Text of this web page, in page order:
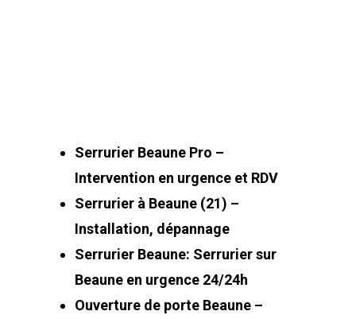
Serrurier Beaune Pro –
Intervention en urgence et RDV
Serrurier à Beaune (21) –
Installation, dépannage
Serrurier Beaune: Serrurier sur
Beaune en urgence 24/24h
Ouverture de porte Beaune –